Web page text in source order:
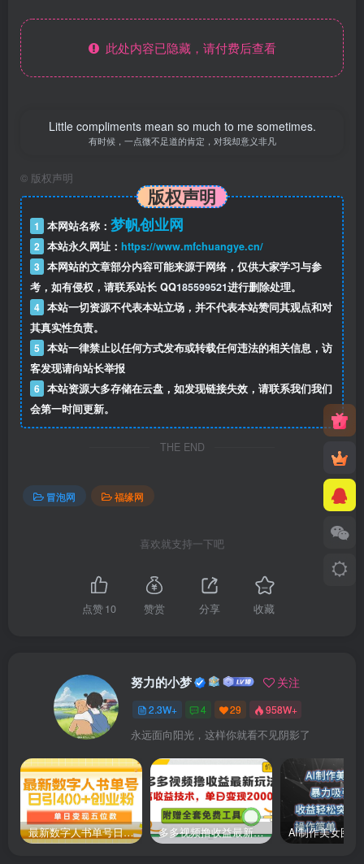
此处内容已隐藏，请付费后查看
Little compliments mean so much to me sometimes.
有时候，一点微不足道的肯定，对我却意义非凡
© 版权声明
版权声明
1 本网站名称： 梦帆创业网
2 本站永久网址： https://www.mfchuangye.cn/
3 本网站的文章部分内容可能来源于网络，仅供大家学习与参
考，如有侵权，请联系站长 QQ185599521进行删除处理。
4 本站一切资源不代表本站立场，并不代表本站赞同其观点和对
其真实性负责。
5 本站一律禁止以任何方式发布或转载任何违法的相关信息，访
客发现请向站长举报
6 本站资源大多存储在云盘，如发现链接失效，请联系我们我们
会第一时间更新。
THE END
冒泡网 福缘网
喜欢就支持一下吧
点赞10 赞赏 分享 收藏
努力的小梦 关注
2.3W+ 4 29 958W+
永远面向阳光，这样你就看不见阴影了
最新数字人书单号日400+创业粉，单日变现五位数，市面卖5980附软件和详… 多多视频撸收益最新玩法，高收益技术，单日变现2000+，附赠全套技术资料